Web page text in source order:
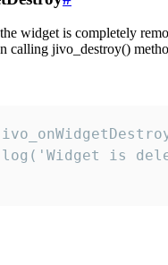
widget is completely
calling jivo_destroy()
is